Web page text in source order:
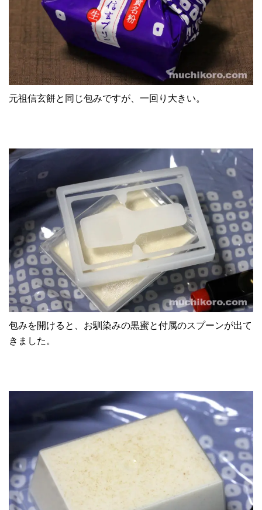
元祖信玄餅と同じ包みですが、一回り大きい。
包みを開けると、お馴染みの黒蜜と付属のスプーンが出て
きました。